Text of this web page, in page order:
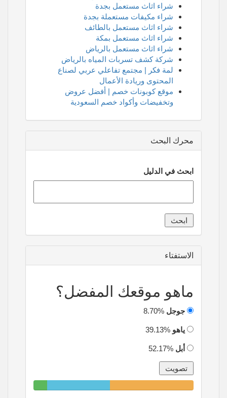
شراء اثاث مستعمل بجدة
شراء مكيفات مستعملة بجدة
شراء اثاث مستعمل بالطائف
شراء اثاث مستعمل بمكة
شراء اثاث مستعمل بالرياض
شركة كشف تسربات المياه بالرياض
لمة فكر | مجتمع تفاعلي عربي لصناع
المحتوى وريادة الأعمال
موقع كوبونات خصم | أفضل عروض
وتخفيضات وأكواد خصم السعودية
محرك البحث
ابحث في الدليل
الاستفتاء
ماهو موقعك المفضل؟
جوجل
ياهو
أبل